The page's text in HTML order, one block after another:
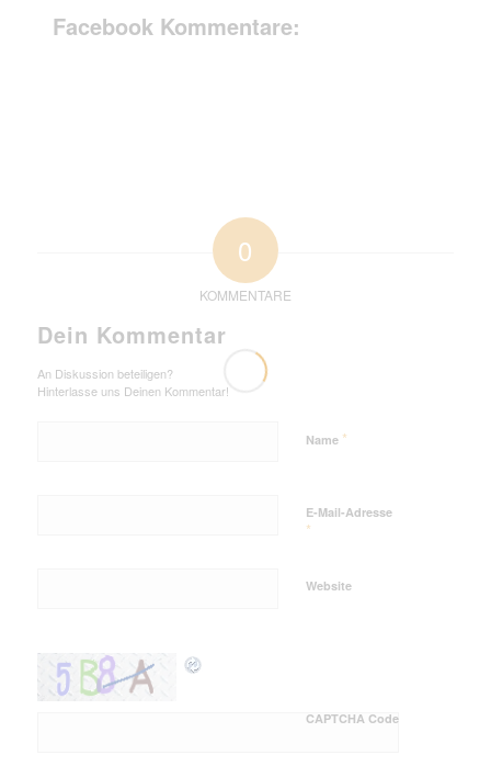
Facebook Kommentare:
0
KOMMENTARE
Dein Kommentar
An Diskussion beteiligen?
Hinterlasse uns Deinen Kommentar!
Name *
E-Mail-Adresse
*
Website
CAPTCHA Code